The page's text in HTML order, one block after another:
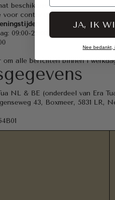
beschikbaar!
voor contact
:Telefoonnummer
09:00-20:00
alle berichten binnen 1
NL & BE (onderdeel van Era
43, Boxmeer, 5831 LR,
JA, IK
Nee bedankt,